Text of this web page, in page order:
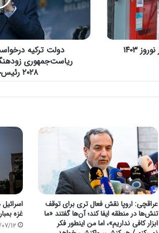
دولت ترکیه
ریاست‌جمهوری
۲۰۲۸ رئیس‌جمهور می‌ماند
عراقچی: اروپا نقش فعال تری برای توقف
تنش‌ها در منطقه ایفا کند؛ آن‌ها گفتند «ما
ابزار کافی نداریم»، اما من اینطور فکر
غزه
07/12